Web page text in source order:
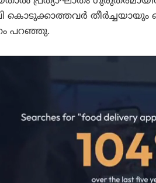
കൊടുക്കാത്തവർ തീർച്ചയായും
പറഞ്ഞു.